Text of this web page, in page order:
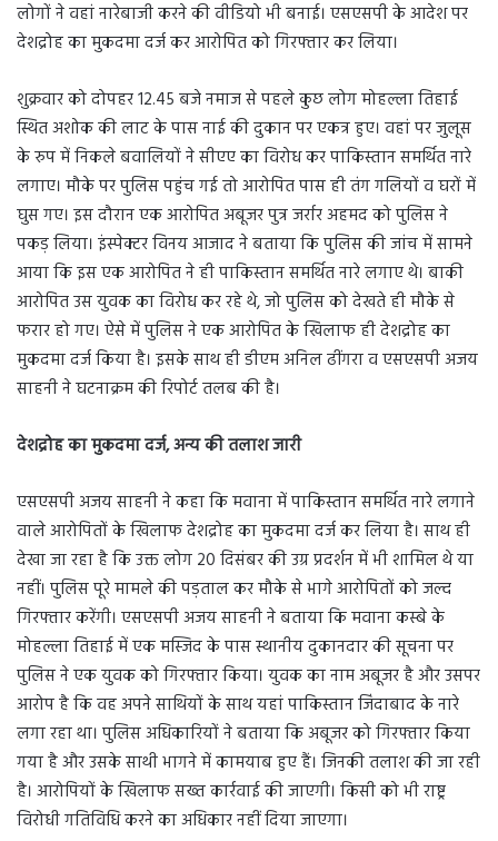
लोगों ने वहां नारेबाजी करने की वीडियो भी बनाई। एसएसपी के आदेश पर
देशद्रोह का मुकदमा दर्ज कर आरोपित को गिरफ्तार कर लिया।
शुक्रवार को दोपहर 12.45 बजे नमाज से पहले कुछ लोग मोहल्ला तिहाई
स्थित अशोक की लाट के पास नाई की दुकान पर एकत्र हुए। वहां पर जुलूस
के रुप में निकले बवालियों ने सीएए का विरोध कर पाकिस्तान समर्थित नारे
लगाए। मौके पर पुलिस पहुंच गई तो आरोपित पास ही तंग गलियों व घरों में
घुस गए। इस दौरान एक आरोपित अबूजर पुत्र जर्रार अहमद को पुलिस ने
पकड़ लिया। इंस्पेक्टर विनय आजाद ने बताया कि पुलिस की जांच में सामने
आया कि इस एक आरोपित ने ही पाकिस्तान समर्थित नारे लगाए थे। बाकी
आरोपित उस युवक का विरोध कर रहे थे, जो पुलिस को देखते ही मौके से
फरार हो गए। ऐसे में पुलिस ने एक आरोपित के खिलाफ ही देशद्रोह का
मुकदमा दर्ज किया है। इसके साथ ही डीएम अनिल ढींगरा व एसएसपी अजय
साहनी ने घटनाक्रम की रिपोर्ट तलब की है।
देशद्रोह का मुकदमा दर्ज, अन्य की तलाश जारी
एसएसपी अजय साहनी ने कहा कि मवाना में पाकिस्तान समर्थित नारे लगाने
वाले आरोपितों के खिलाफ देशद्रोह का मुकदमा दर्ज कर लिया है। साथ ही
देखा जा रहा है कि उक्त लोग 20 दिसंबर की उग्र प्रदर्शन में भी शामिल थे या
नहीं। पुलिस पूरे मामले की पड़ताल कर मौके से भागे आरोपितों को जल्द
गिरफ्तार करेंगी। एसएसपी अजय साहनी ने बताया कि मवाना कस्बे के
मोहल्ला तिहाई में एक मस्जिद के पास स्थानीय दुकानदार की सूचना पर
पुलिस ने एक युवक को गिरफ्तार किया। युवक का नाम अबूजर है और उसपर
आरोप है कि वह अपने साथियों के साथ यहां पाकिस्तान जिंदाबाद के नारे
लगा रहा था। पुलिस अधिकारियों ने बताया कि अबूजर को गिरफ्तार किया
गया है और उसके साथी भागने में कामयाब हुए हैं। जिनकी तलाश की जा रही
है। आरोपियों के खिलाफ सख्त कार्रवाई की जाएगी। किसी को भी राष्ट्र
विरोधी गतिविधि करने का अधिकार नहीं दिया जाएगा।